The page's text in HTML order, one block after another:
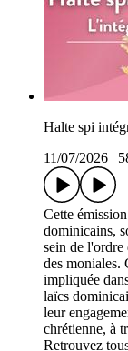
Halte spi
11/07/2026
Cette
dominicains,
sein de l'ordre
des moniales.
impliquée
laïcs
leur
chrétienne, à
Retrouvez